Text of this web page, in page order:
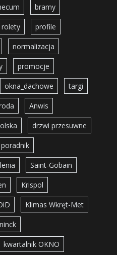
bramy
rolety profile
normalizacja
promocje
okna_dachowe targi
Anwis
drzwi przesuwne
poradnik
Saint-Gobain
Krispol
Klimas Wkręt-Met
kwartalnik OKNO